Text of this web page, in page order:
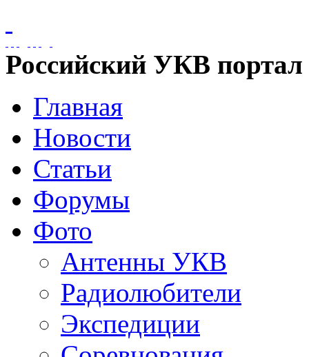
Российский УКВ портал
Главная
Новости
Статьи
Форумы
Фото
Антенны УКВ
Радиолюбители
Экспедиции